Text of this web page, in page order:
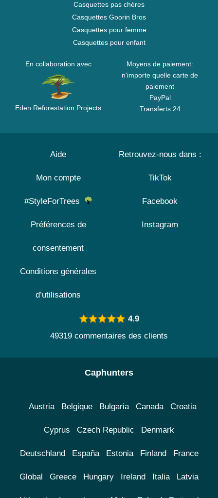
Casquettes pas chères
Casquettes Goorin Bros
Casquettes pour femme
Casquettes pour enfant
En collaboration avec
Eden Reforestation Projects
Moyens de paiement:
n'importe quelle carte de
paiement
PayPal
Transferts 24
Aide
Mon compte
#StyleForTrees
Préférences de
consentement
Conditions générales
d’utilisations
Retrouvez-nous dans :
TikTok
Facebook
Instagram
4.9
49319 commentaires des clients
Caphunters
Austria Belgique Bulgaria Canada Croatia
Cyprus Czech Republic Denmark
Deutschland España Estonia Finland France
Global Greece Hungary Ireland Italia Latvia